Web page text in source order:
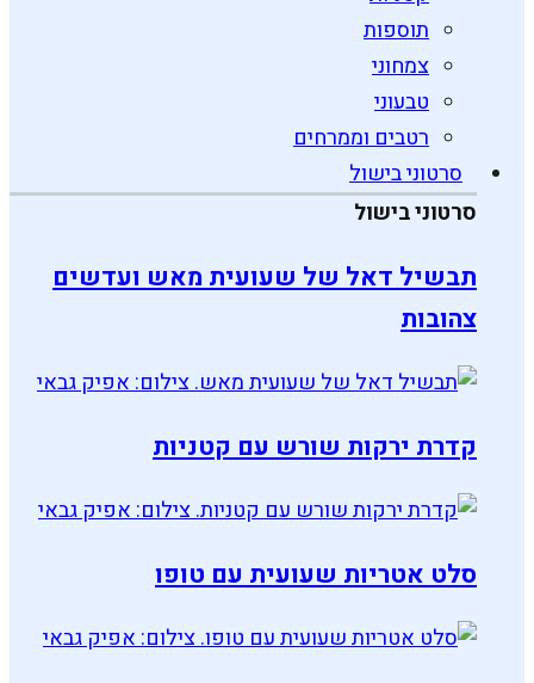
תוספות
צמחוני
טבעוני
רטבים וממרחים
סרטוני בישול
סרטוני בישול
תבשיל דאל של שעועית מאש ועדשים
צהובות
קדרת ירקות שורש עם קטניות
סלט אטריות שעועית עם טופו